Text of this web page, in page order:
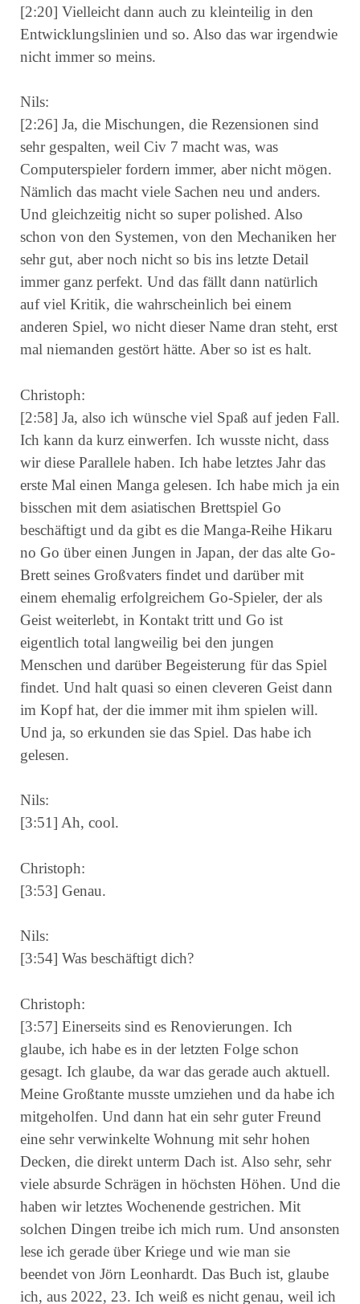
[2:20] Vielleicht dann auch zu kleinteilig in den
Entwicklungslinien und so. Also das war irgendwie
nicht immer so meins.
Nils:
[2:26] Ja, die Mischungen, die Rezensionen sind
sehr gespalten, weil Civ 7 macht was, was
Computerspieler fordern immer, aber nicht mögen.
Nämlich das macht viele Sachen neu und anders.
Und gleichzeitig nicht so super polished. Also
schon von den Systemen, von den Mechaniken her
sehr gut, aber noch nicht so bis ins letzte Detail
immer ganz perfekt. Und das fällt dann natürlich
auf viel Kritik, die wahrscheinlich bei einem
anderen Spiel, wo nicht dieser Name dran steht, erst
mal niemanden gestört hätte. Aber so ist es halt.
Christoph:
[2:58] Ja, also ich wünsche viel Spaß auf jeden Fall.
Ich kann da kurz einwerfen. Ich wusste nicht, dass
wir diese Parallele haben. Ich habe letztes Jahr das
erste Mal einen Manga gelesen. Ich habe mich ja ein
bisschen mit dem asiatischen Brettspiel Go
beschäftigt und da gibt es die Manga-Reihe Hikaru
no Go über einen Jungen in Japan, der das alte Go-
Brett seines Großvaters findet und darüber mit
einem ehemalig erfolgreichem Go-Spieler, der als
Geist weiterlebt, in Kontakt tritt und Go ist
eigentlich total langweilig bei den jungen
Menschen und darüber Begeisterung für das Spiel
findet. Und halt quasi so einen cleveren Geist dann
im Kopf hat, der die immer mit ihm spielen will.
Und ja, so erkunden sie das Spiel. Das habe ich
gelesen.
Nils:
[3:51] Ah, cool.
Christoph:
[3:53] Genau.
Nils:
[3:54] Was beschäftigt dich?
Christoph:
[3:57] Einerseits sind es Renovierungen. Ich
glaube, ich habe es in der letzten Folge schon
gesagt. Ich glaube, da war das gerade auch aktuell.
Meine Großtante musste umziehen und da habe ich
mitgeholfen. Und dann hat ein sehr guter Freund
eine sehr verwinkelte Wohnung mit sehr hohen
Decken, die direkt unterm Dach ist. Also sehr, sehr
viele absurde Schrägen in höchsten Höhen. Und die
haben wir letztes Wochenende gestrichen. Mit
solchen Dingen treibe ich mich rum. Und ansonsten
lese ich gerade über Kriege und wie man sie
beendet von Jörn Leonhardt. Das Buch ist, glaube
ich, aus 2022, 23. Ich weiß es nicht genau, weil ich